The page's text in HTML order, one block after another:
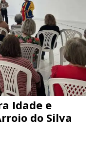
Idade e
do Silva